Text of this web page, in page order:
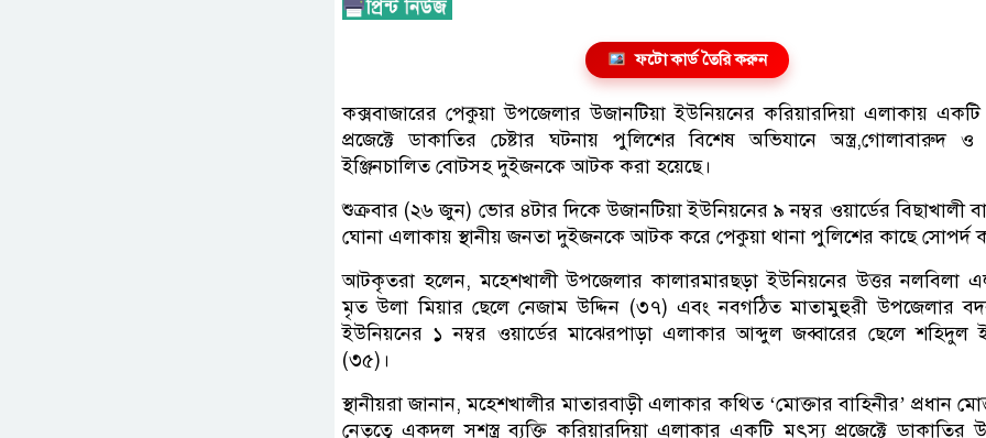
ফটো কার্ড তৈরি করুন
কক্সবাজারের পেকুয়া উপজেলার উজানটিয়া ইউনিয়নের করিয়ারদিয়া এলাকায়
প্রজেক্টে ডাকাতির চেষ্টার ঘটনায় পুলিশের বিশেষ অভিযানে অস্ত্র,গোলাবারুদ
ইঞ্জিনচালিত বোটসহ দুইজনকে আটক করা হয়েছে।
শুক্রবার (২৬ জুন) ভোর ৪টার দিকে উজানটিয়া ইউনিয়নের ৯ নম্বর ওয়ার্ডের বিছাখালী
ঘোনা এলাকায় স্থানীয় জনতা দুইজনকে আটক করে পেকুয়া থানা পুলিশের কাছে সোপর্দ
আটকৃতরা হলেন, মহেশখালী উপজেলার কালারমারছড়া ইউনিয়নের উত্তর নলবিলা
মৃত উলা মিয়ার ছেলে নেজাম উদ্দিন (৩৭) এবং নবগঠিত মাতামুহুরী উপজেলার
ইউনিয়নের ১ নম্বর ওয়ার্ডের মাঝেরপাড়া এলাকার আব্দুল জব্বারের ছেলে শহিদুল
(৩৫)।
স্থানীয়রা জানান, মহেশখালীর মাতারবাড়ী এলাকার কথিত ‘মোক্তার বাহিনীর’ প্রধান
নেতৃত্বে একদল সশস্ত্র ব্যক্তি করিয়ারদিয়া এলাকার একটি মৎস্য প্রজেক্টে ডাকাতির